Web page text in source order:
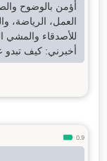
أؤمن بالوضوح
العمل، الرياضة،
للأصدقاء والمشي
أخبرني: كيف تبدو
0.9